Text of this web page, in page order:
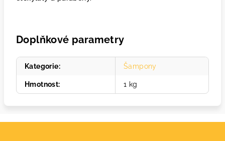
Doplňkové parametry
Kategorie: Šampony
Hmotnost: 1 kg